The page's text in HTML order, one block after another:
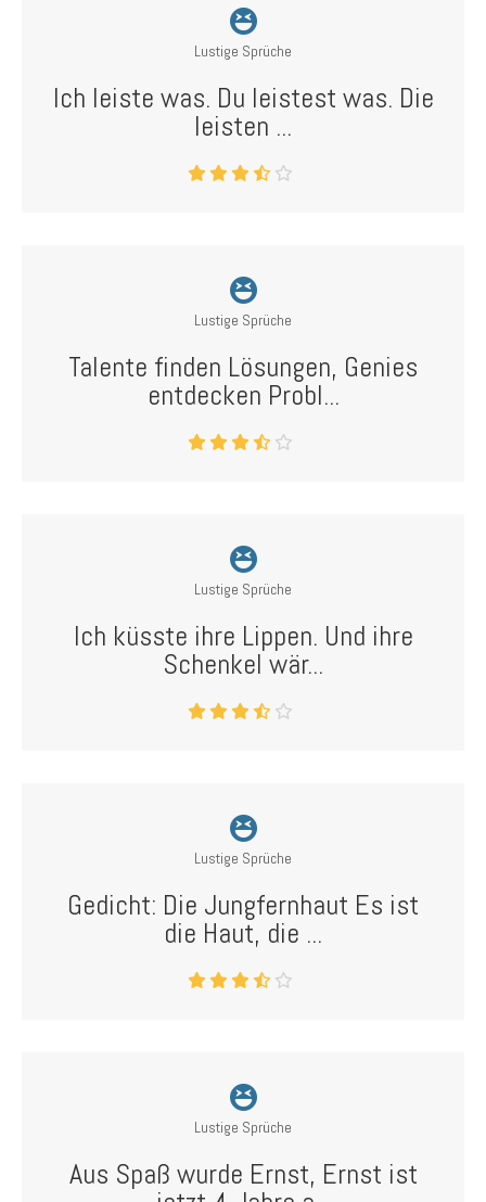
Lustige Sprüche
Ich leiste was. Du leistest was. Die
leisten ...
Lustige Sprüche
Talente finden Lösungen, Genies
entdecken Probl...
Lustige Sprüche
Ich küsste ihre Lippen. Und ihre
Schenkel wär...
Lustige Sprüche
Gedicht: Die Jungfernhaut Es ist
die Haut, die ...
Lustige Sprüche
Aus Spaß wurde Ernst, Ernst ist